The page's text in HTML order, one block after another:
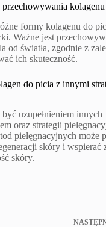
przechowywania
formy kolagenu do
Ważne jest
od światła, zgodnie z
ich skuteczność.
do picia z innymi
uzupełnieniem innych
oraz strategii
pielęgnacyjnych może
skóry i wspierać
skóry.